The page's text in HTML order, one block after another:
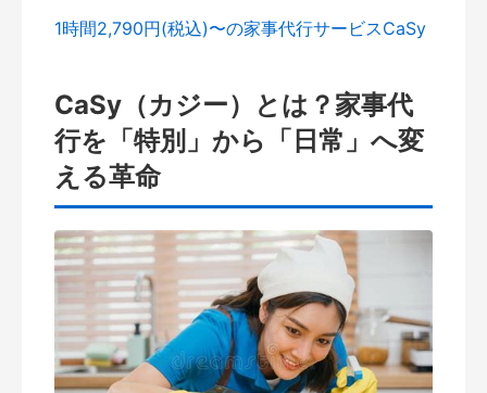
1時間2,790円(税込)〜の家事代行サービスCaSy
CaSy（カジー）とは？家事代
行を「特別」から「日常」へ変
える革命